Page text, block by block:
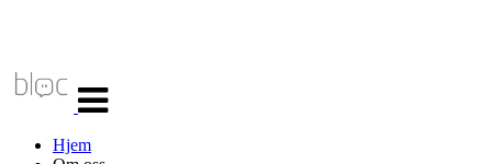
navigasjon
Hjem